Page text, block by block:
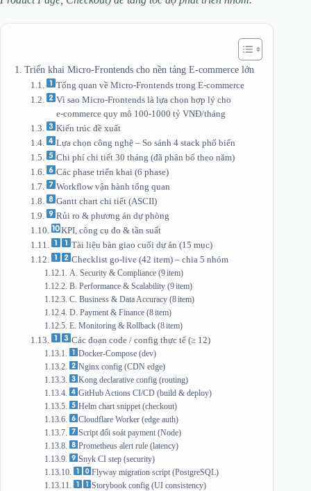
Triển khai Micro‑Frontends cho nền tảng E‑commerce lớn
Tổng quan về Micro‑Frontends trong E‑commerce
Vì sao Micro‑Frontends là lựa chọn hợp lý cho
e‑commerce quy mô 100‑1000 tỷ VNĐ/tháng
Kiến trúc đề xuất
Lựa chọn công nghệ – So sánh 4 stack phổ biến
Chi phí chi tiết 30 tháng (đã phân bổ theo năm)
Các phase triển khai (6 phase)
Workflow vận hành tổng quan
Gantt chart chi tiết (ASCII)
Rủi ro & phương án dự phòng
KPI, công cụ đo & tần suất
Tài liệu bàn giao cuối dự án (15 mục)
Checklist go‑live (42 item) – chia 5 nhóm
A. Security & Compliance (9 item)
B. Performance & Scalability (9 item)
C. Business & Data Accuracy (8 item)
D. Payment & Finance (8 item)
E. Monitoring & Rollback (8 item)
Các đoạn code / config thực tế (≥ 12)
Docker‑Compose (dev)
Nginx config (CDN edge)
Kong declarative config (routing)
GitHub Actions CI/CD (build & deploy)
Helm chart snippet (checkout)
Cloudflare Worker (edge auth)
Script đối soát payment (Node)
Prometheus alert rule (latency)
Snyk CI step (security)
Flyway migration script (PostgreSQL)
Storybook config (UI consistency)